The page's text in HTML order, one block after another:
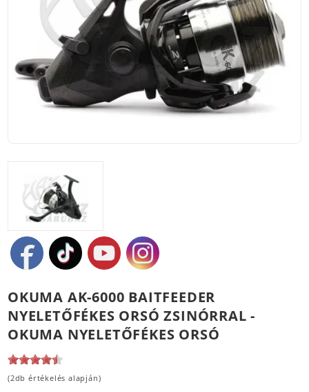
OKUMA AK-6000 BAITFEEDER
NYELETŐFÉKES ORSÓ ZSINÓRRAL -
OKUMA NYELETŐFÉKES ORSÓ
(2db értékelés alapján)